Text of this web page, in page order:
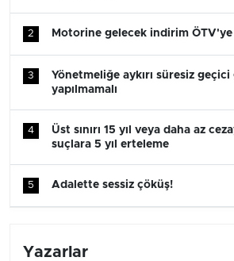
2 Motorine gelecek indirim ÖTV'ye
3
Yönetmeliğe aykırı süresiz
yapılmamalı
4
Üst sınırı 15 yıl veya daha az
suçlara 5 yıl erteleme
5 Adalette sessiz çöküş!
Yazarlar